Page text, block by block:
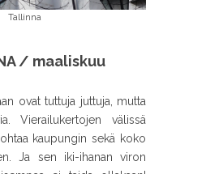
Tallinna
/ maaliskuu
ovat tuttuja juttuja, mutta
Vierailukertojen välissä
kaupungin sekä koko
Ja sen iki-ihanan viron